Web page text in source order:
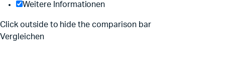
Weitere Informationen
Click outside to hide the comparison bar
Vergleichen